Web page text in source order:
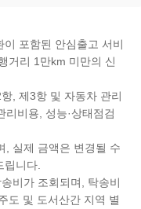
포함된 안심출고 서비
거리 1만km 미만의 신
, 제3항 및 자동차 관리
비용, 성능·상태점검
, 실제 금액은 변경될 수
니다.
비가 조회되며, 탁송비
도 및 도서산간 지역 별